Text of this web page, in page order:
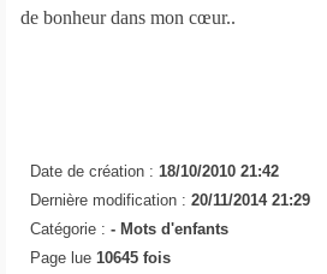
de bonheur dans mon cœur..
Date de création : 18/10/2010 21:42
Dernière modification : 20/11/2014 21:29
Catégorie : - Mots d'enfants
Page lue 10645 fois